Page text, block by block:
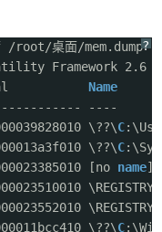
?
桌面/mem.dump
Framework 2.6
Name
----
\??\C
\??\C
[no name]
\??\C